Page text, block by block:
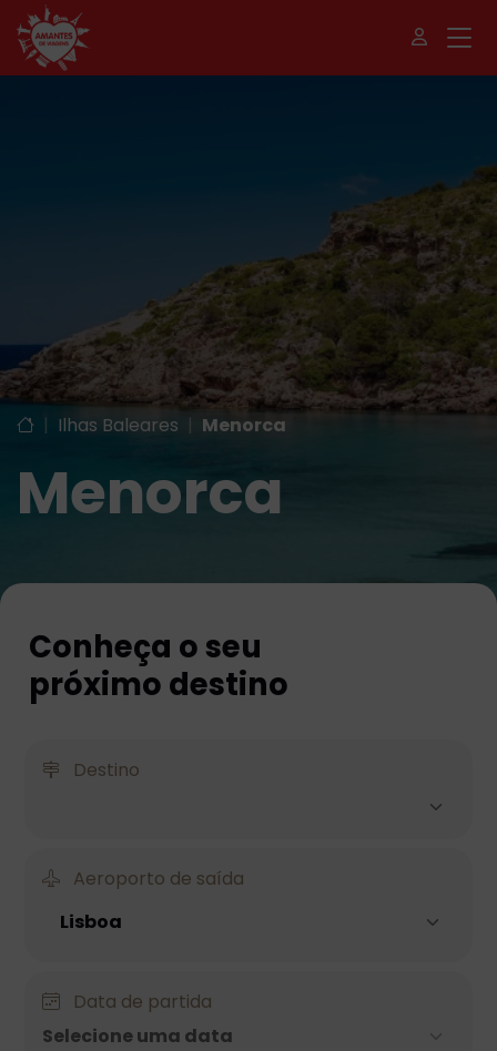
| Ilhas Baleares | Menorca
Menorca
Conheça o seu
próximo destino
Destino
Aeroporto de saída
Data de partida
Selecione uma data